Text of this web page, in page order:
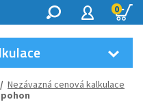
0
/ Nezávazná cenová kalkulace